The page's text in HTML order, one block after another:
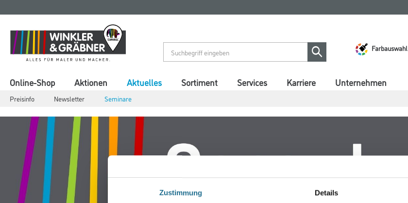
Zustimmung Details
springen
springen
Farbauswahl
Online-Shop Aktionen Aktuelles
Preisinfo Newsletter Seminare
Sortiment Services Karriere Unternehmen